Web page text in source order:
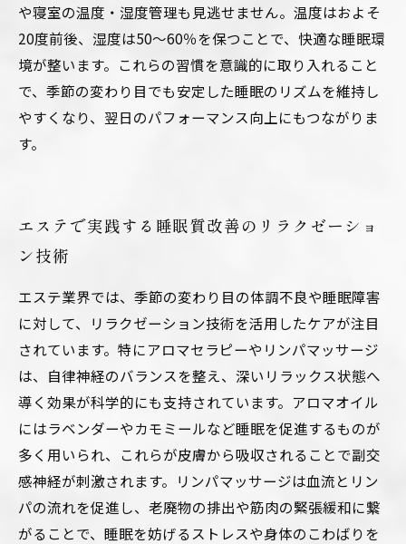
や寝室の温度・湿度管理も見逃せません。温度はおよそ
20度前後、湿度は50〜60％を保つことで、快適な睡眠環
境が整います。これらの習慣を意識的に取り入れること
で、季節の変わり目でも安定した睡眠のリズムを維持し
やすくなり、翌日のパフォーマンス向上にもつながりま
す。
エステで実践する睡眠質改善のリラクゼーショ
ン技術
エステ業界では、季節の変わり目の体調不良や睡眠障害
に対して、リラクゼーション技術を活用したケアが注目
されています。特にアロマセラピーやリンパマッサージ
は、自律神経のバランスを整え、深いリラックス状態へ
導く効果が科学的にも支持されています。アロマオイル
にはラベンダーやカモミールなど睡眠を促進するものが
多く用いられ、これらが皮膚から吸収されることで副交
感神経が刺激されます。リンパマッサージは血流とリン
パの流れを促進し、老廃物の排出や筋肉の緊張緩和に繋
がることで、睡眠を妨げるストレスや身体のこわばりを